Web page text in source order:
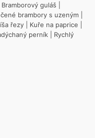
Bramborový guláš
brambory s uzeným
řezy Kuře na paprice
perník
Rychlý